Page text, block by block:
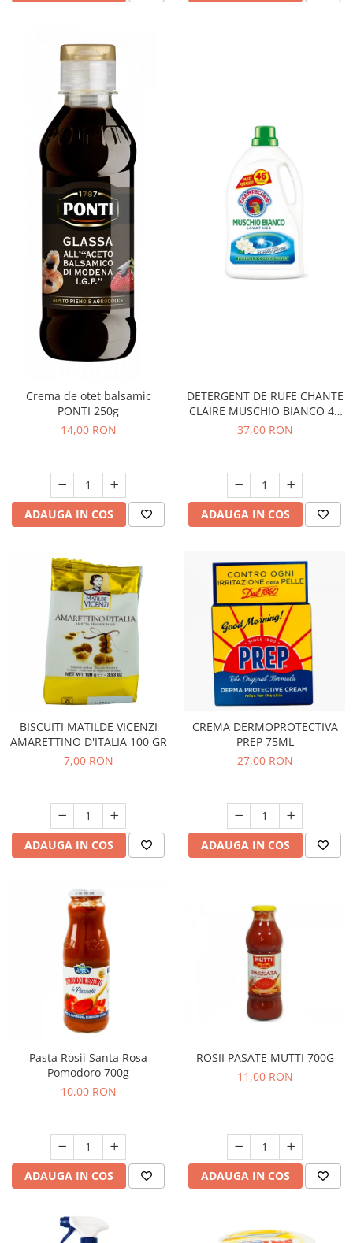
Crema de otet balsamic
PONTI 250g
14,00 RON
ADAUGA IN COS
DETERGENT DE RUFE CHANTE
CLAIRE MUSCHIO BIANCO 46
SPALARI
37,00 RON
ADAUGA IN COS
BISCUITI MATILDE VICENZI
AMARETTINO D'ITALIA 100 GR
7,00 RON
ADAUGA IN COS
CREMA DERMOPROTECTIVA
PREP 75ML
27,00 RON
ADAUGA IN COS
Pasta Rosii Santa Rosa
Pomodoro 700g
10,00 RON
ADAUGA IN COS
ROSII PASATE MUTTI 700G
11,00 RON
ADAUGA IN COS